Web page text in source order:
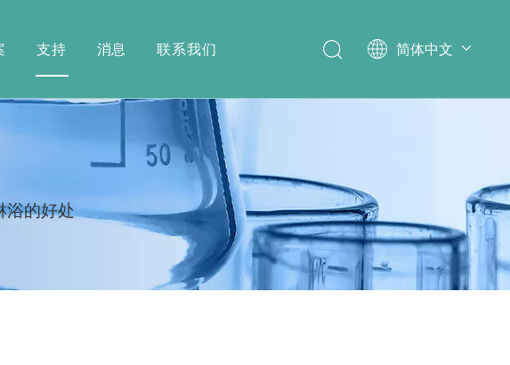
支持 消息 联系我们 简体中文
浴的好处